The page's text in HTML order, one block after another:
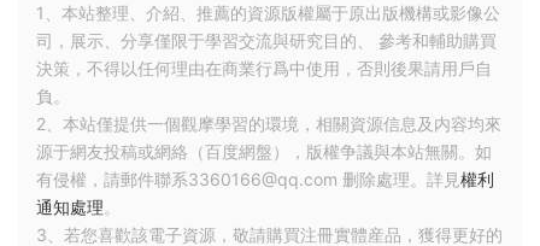
1、本站整理、介紹、推薦的資源版權屬于原出版機構或影像公
司，展示、分享僅限于學習交流與研究目的、 參考和輔助購買
決策，不得以任何理由在商業行爲中使用，否則後果請用戶自
負。
2、本站僅提供一個觀摩學習的環境，相關資源信息及内容均來
源于網友投稿或網絡（百度網盤），版權争議與本站無關。如
有侵權，請郵件聯系3360166@qq.com 删除處理。詳見權利
通知處理。
3、若您喜歡該電子資源，敬請購買注冊實體産品，獲得更好的